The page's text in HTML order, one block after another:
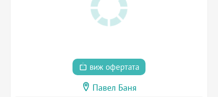
виж офертата
Павел Баня